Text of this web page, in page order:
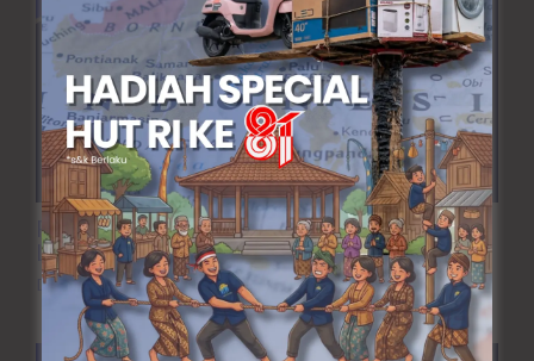
Renovasi Lantai Rumah Lama Menjadi
Lebih Elegan dan Nyaman
Desain Interior/ Bywibangunweb